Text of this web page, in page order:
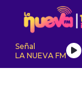
Click acá para
Señal
LA NUEVA FM